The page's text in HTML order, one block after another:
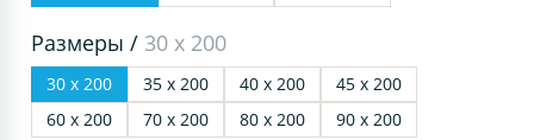
Размеры / 30 х 200
30 х 200 35 х 200 40 х 200
45 х 200
60 х 200
70 х 200 80 х 200 90 х 200